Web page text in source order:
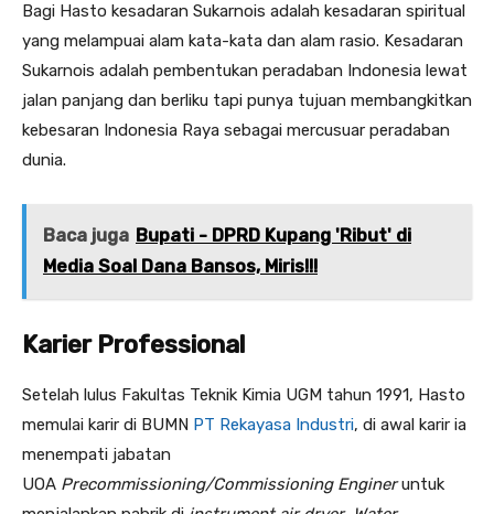
Bagi Hasto kesadaran Sukarnois adalah kesadaran spiritual
yang melampuai alam kata-kata dan alam rasio. Kesadaran
Sukarnois adalah pembentukan peradaban Indonesia lewat
jalan panjang dan berliku tapi punya tujuan membangkitkan
kebesaran Indonesia Raya sebagai mercusuar peradaban
dunia.
Baca juga Bupati - DPRD Kupang 'Ribut' di
Media Soal Dana Bansos, Miris!!!
Karier Professional
Setelah lulus Fakultas Teknik Kimia UGM tahun 1991, Hasto
memulai karir di BUMN PT Rekayasa Industri, di awal karir ia
menempati jabatan
UOA Precommissioning/Commissioning Engineruntuk